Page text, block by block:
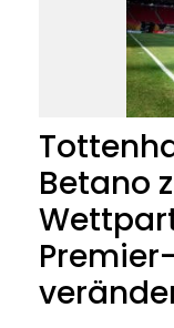
Betano